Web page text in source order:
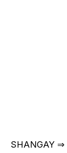
SHANGAY ⇒